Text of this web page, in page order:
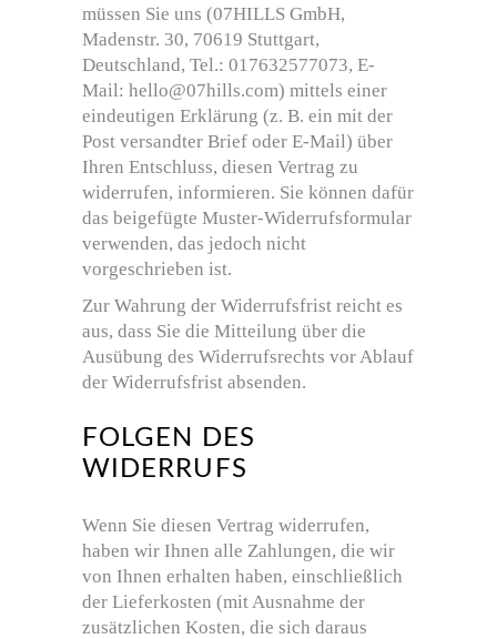
müssen Sie uns (07HILLS GmbH,
Madenstr. 30, 70619 Stuttgart,
Deutschland, Tel.: 017632577073, E-
Mail: hello@07hills.com) mittels einer
eindeutigen Erklärung (z. B. ein mit der
Post versandter Brief oder E-Mail) über
Ihren Entschluss, diesen Vertrag zu
widerrufen, informieren. Sie können dafür
das beigefügte Muster-Widerrufsformular
verwenden, das jedoch nicht
vorgeschrieben ist.
Zur Wahrung der Widerrufsfrist reicht es
aus, dass Sie die Mitteilung über die
Ausübung des Widerrufsrechts vor Ablauf
der Widerrufsfrist absenden.
FOLGEN DES
WIDERRUFS
Wenn Sie diesen Vertrag widerrufen,
haben wir Ihnen alle Zahlungen, die wir
von Ihnen erhalten haben, einschließlich
der Lieferkosten (mit Ausnahme der
zusätzlichen Kosten, die sich daraus